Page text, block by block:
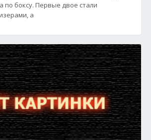
по боксу. Первые двое стали
а